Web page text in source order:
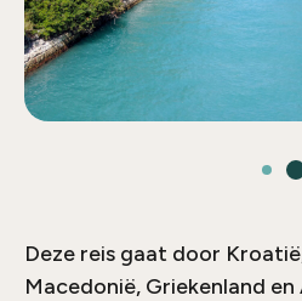
Deze reis gaat door
Macedonië, Griekenland